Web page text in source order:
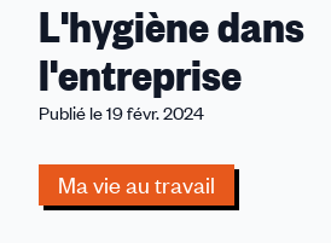
êtes
ici
dans
L'hygiène dans
l'entreprise
Publié le 19 févr. 2024
Ma vie au travail